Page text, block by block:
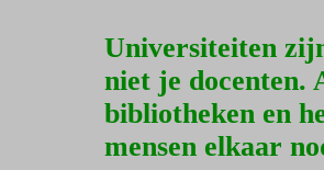
Universiteiten
niet je docenten.
bibliotheken en
mensen elkaar